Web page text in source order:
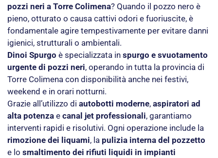
pozzi neri a Torre Colimena? Quando il pozzo nero è
pieno, otturato o causa cattivi odori e fuoriuscite, è
fondamentale agire tempestivamente per evitare danni
igienici, strutturali o ambientali.
Dinoi Spurgo è specializzata in spurgo e svuotamento
urgente di pozzi neri, operando in tutta la provincia di
Torre Colimena con disponibilità anche nei festivi,
weekend e in orari notturni.
Grazie all’utilizzo di autobotti moderne, aspiratori ad
alta potenza e canal jet professionali, garantiamo
interventi rapidi e risolutivi. Ogni operazione include la
rimozione dei liquami, la pulizia interna del pozzetto
e lo smaltimento dei rifiuti liquidi in impianti